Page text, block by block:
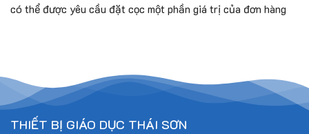
có thể được yêu cầu đặt cọc một phần giá trị của đơn hàng
THIẾT BỊ GIÁO DỤC THÁI SƠN